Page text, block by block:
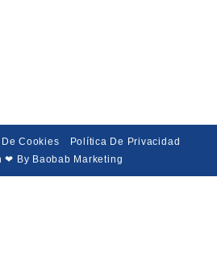
Cookies
Política De Privacidad
❤ By Baobab Marketing